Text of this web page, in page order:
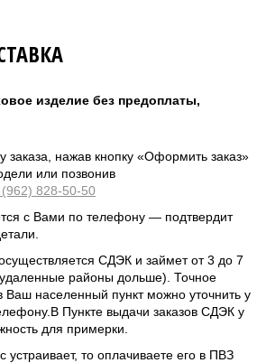
изделие без предоплаты,
заказа, нажав кнопку «Оформить заказ»
или позвонив
828-50-50
с Вами по телефону — подтвердит
СДЭК и займет от 3 до 7
районы дольше). Точное
Ваш населенный пункт можно уточнить у
Пункте выдачи заказов СДЭК у
для примерки.
устраивает, то оплачиваете его в ПВЗ